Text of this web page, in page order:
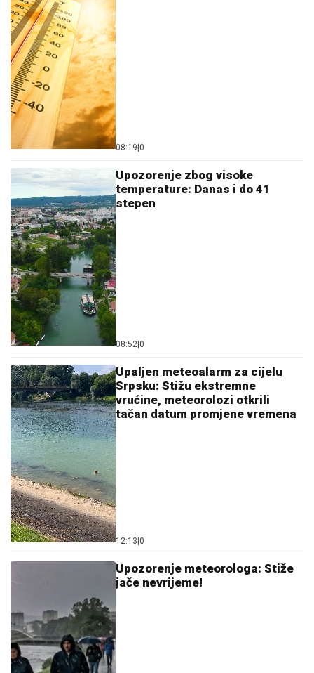
08:19 0
Upozorenje zbog visoke
temperature: Danas i do 41
stepen
08:52 0
Upaljen meteoalarm za cijelu
Srpsku: Stižu ekstremne
vrućine, meteorolozi otkrili
tačan datum promjene vremena
12:13 0
Upozorenje meteorologa: Stiže
jače nevrijeme!